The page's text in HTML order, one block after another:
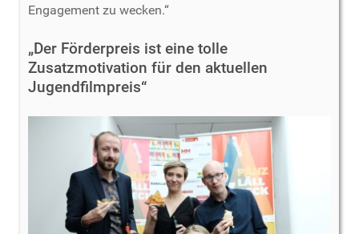
Engagement zu wecken.“
„Der Förderpreis ist eine tolle
Zusatzmotivation für den aktuellen
Jugendfilmpreis“